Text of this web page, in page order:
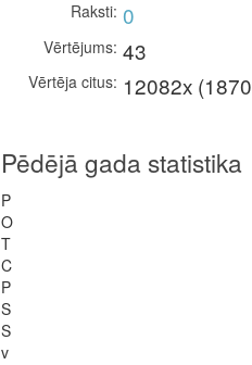
Raksti 0
Vērtējums 43
Vērtēja citus 12082x
Pēdējā gada statistika
P
O
T
C
P
S
S
v